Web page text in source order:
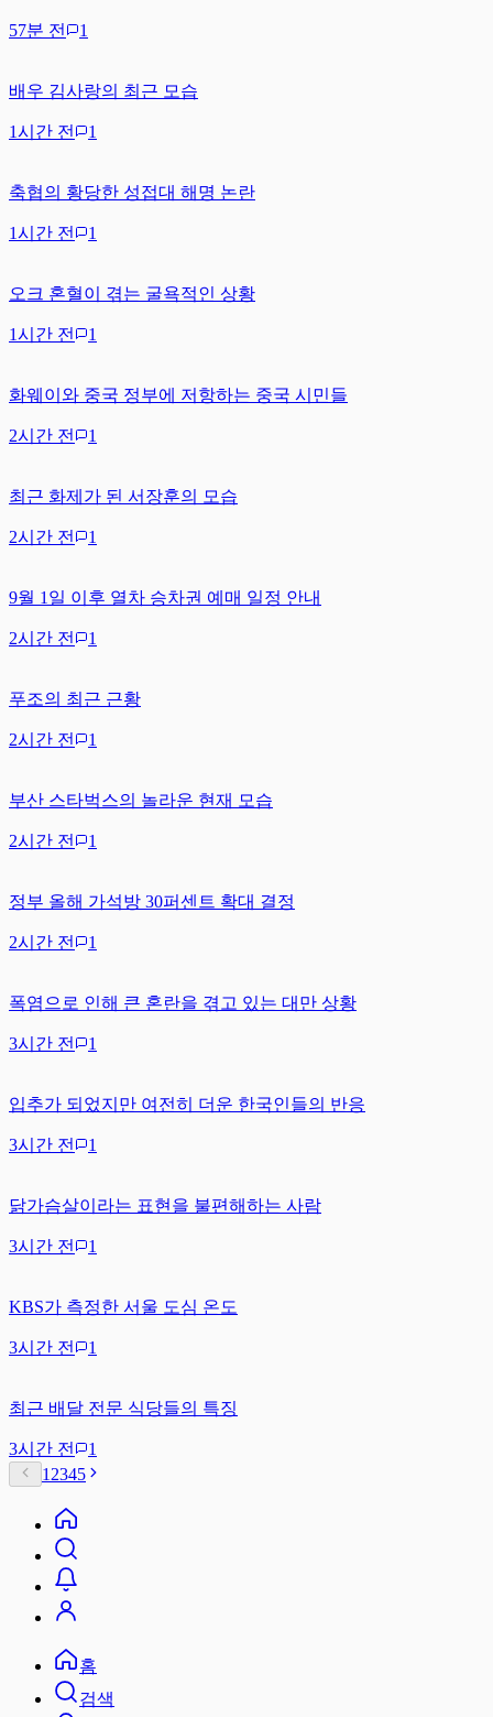
57분 전 1
배우 김사랑의 최근 모습
1시간 전 1
축협의 황당한 성접대 해명 논란
1시간 전 1
오크 혼혈이 겪는 굴욕적인 상황
1시간 전 1
화웨이와 중국 정부에 저항하는 중국 시민들
2시간 전 1
최근 화제가 된 서장훈의 모습
2시간 전 1
9월 1일 이후 열차 승차권 예매 일정 안내
2시간 전 1
푸조의 최근 근황
2시간 전 1
부산 스타벅스의 놀라운 현재 모습
2시간 전 1
정부 올해 가석방 30퍼센트 확대 결정
2시간 전 1
폭염으로 인해 큰 혼란을 겪고 있는 대만 상황
3시간 전 1
입추가 되었지만 여전히 더운 한국인들의 반응
3시간 전 1
닭가슴살이라는 표현을 불편해하는 사람
3시간 전 1
KBS가 측정한 서울 도심 온도
3시간 전 1
최근 배달 전문 식당들의 특징
3시간 전
1
1 2345
홈
검색